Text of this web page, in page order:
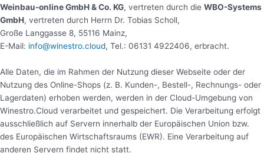
Weinbau-online GmbH & Co. KG, vertreten durch die WBO-Systems
GmbH, vertreten durch Herrn Dr. Tobias Scholl,
Große Langgasse 8, 55116 Mainz,
E-Mail: info@winestro.cloud, Tel.: 06131 4922406, erbracht.
Alle Daten, die im Rahmen der Nutzung dieser Webseite oder der
Nutzung des Online-Shops (z. B. Kunden-, Bestell-, Rechnungs- oder
Lagerdaten) erhoben werden, werden in der Cloud-Umgebung von
Winestro.Cloud verarbeitet und gespeichert. Die Verarbeitung erfolgt
ausschließlich auf Servern innerhalb der Europäischen Union bzw.
des Europäischen Wirtschaftsraums (EWR). Eine Verarbeitung auf
anderen Servern findet nicht statt.